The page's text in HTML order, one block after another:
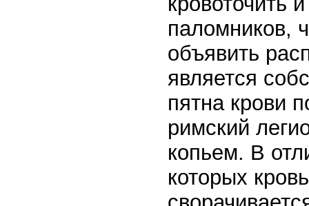
паломников,
объявить
является
пятна крови
римский
копьем. В
которых